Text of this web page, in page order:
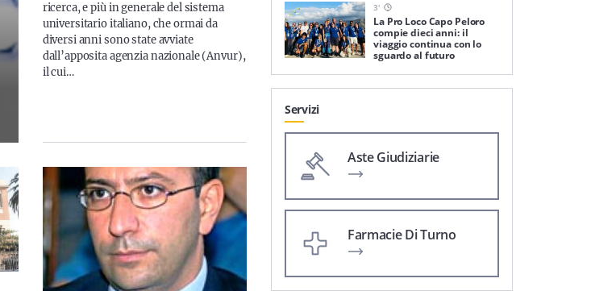
ricerca, e più in generale del sistema
universitario italiano, che ormai da
diversi anni sono state avviate
dall’apposita agenzia nazionale (Anvur),
il cui…
3'
La Pro Loco Capo Peloro
compie dieci anni: il
viaggio continua con lo
sguardo al futuro
Servizi
Aste Giudiziarie
Farmacie Di Turno